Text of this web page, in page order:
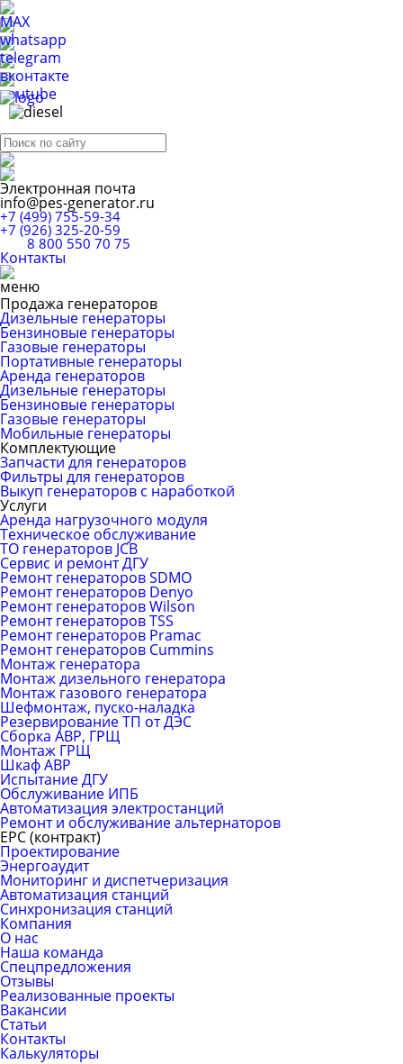
Электронная почта
info@pes-generator.ru
+7 (499) 755-59-34
+7 (926) 325-20-59
8 800 550 70 75
Контакты
Продажа генераторов
Дизельные генераторы
Бензиновые генераторы
Газовые генераторы
Портативные генераторы
Аренда генераторов
Дизельные генераторы
Бензиновые генераторы
Газовые генераторы
Мобильные генераторы
Комплектующие
Запчасти для генераторов
Фильтры для генераторов
Выкуп генераторов с наработкой
Услуги
Аренда нагрузочного модуля
Техническое обслуживание
ТО генераторов JCB
Сервис и ремонт ДГУ
Ремонт генераторов SDMO
Ремонт генераторов Denyo
Ремонт генераторов Wilson
Ремонт генераторов TSS
Ремонт генераторов Pramac
Ремонт генераторов Сummins
Монтаж генератора
Монтаж дизельного генератора
Монтаж газового генератора
Шефмонтаж, пуско-наладка
Резервирование ТП от ДЭС
Сборка АВР, ГРЩ
Монтаж ГРЩ
Шкаф АВР
Испытание ДГУ
Обслуживание ИПБ
Автоматизация электростанций
Ремонт и обслуживание альтернаторов
ЕРС (контракт)
Проектирование
Энергоаудит
Мониторинг и диспетчеризация
Автоматизация станций
Синхронизация станций
Компания
О нас
Наша команда
Спецпредложения
Отзывы
Реализованные проекты
Вакансии
Статьи
Контакты
Калькуляторы